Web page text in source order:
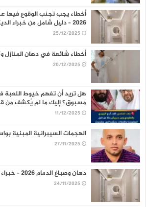
أخطاء يجب تجنب الوقوع فيها
2026 – دليل شامل من خبراء الديكور
25/12/2025
أخطاء شائعة في دهان المنازل
20/12/2025
هل تريد أن تفهم خيوط
مسبوق؟ إليك ما لم يُكشف من
11/12/2025
الهجمات السيبرانية المبنية
27/11/2025
دهان وصباغ الدمام 2026 – خبراء ديكورات وأصباغ الشرقية
24/11/2025